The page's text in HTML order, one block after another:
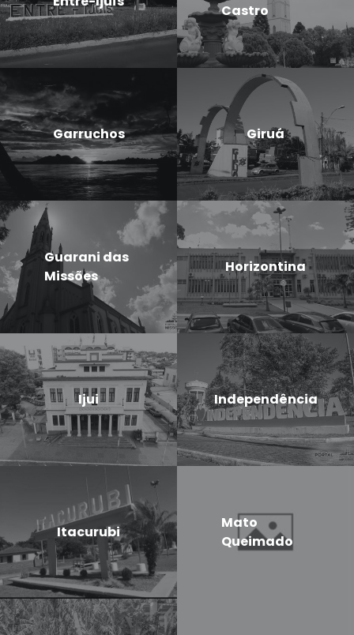
Castro
Garruchos Giruá
Guarani das
Missões
Horizontina
Ijui Independência
Itacurubi
Mato
Queimado